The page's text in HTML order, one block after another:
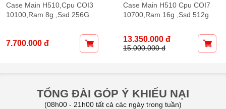
Main H510,Cpu COI3
8g ,Ssd 256G
đ
Case Main H510 Cpu COI7
10700,Ram 16g ,Ssd 512g
13.350.000 đ
15.000.000 đ
TỔNG ĐÀI GÓP Ý KHIẾU NẠI
(08h00 - 21h00 tất cả các ngày trong tuần)